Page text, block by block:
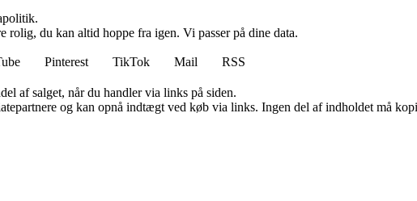
du kan altid hoppe fra igen. Vi passer på dine data.
Pinterest TikTok Mail
RSS
af salget, når du handler via links på siden.
og kan opnå indtægt ved køb via links. Ingen del af indholdet må